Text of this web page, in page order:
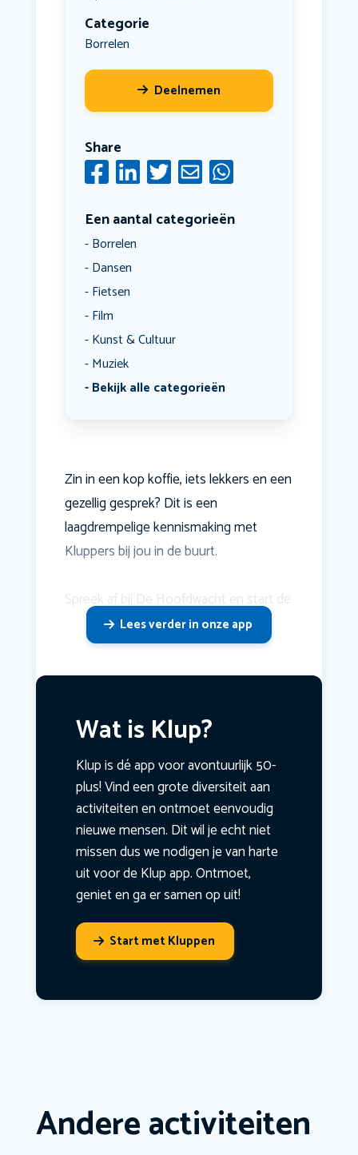
Categorie
Borrelen
Deelnemen
Share
Een aantal categorieën
Borrelen
Dansen
Fietsen
Film
Kunst & Cultuur
Muziek
Bekijk alle categorieën
Zin in een kop koffie, iets lekkers en een
gezellig gesprek? Dit is een
laagdrempelige kennismaking met
Kluppers bij jou in de buurt.
Spreek af bij De Hoofdwacht en start de
Lees verder in onze app
Wat is Klup?
Klup is dé app voor avontuurlijk 50-
plus! Vind een grote diversiteit aan
activiteiten en ontmoet eenvoudig
nieuwe mensen. Dit wil je echt niet
missen dus we nodigen je van harte
uit voor de Klup app. Ontmoet,
geniet en ga er samen op uit!
Start met Kluppen
Andere activiteiten